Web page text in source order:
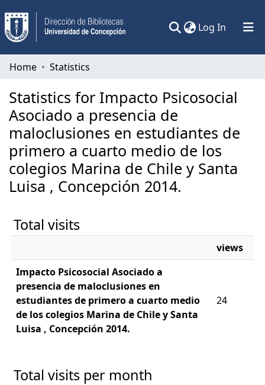
Log In (current)
Communities & Collections
All of DSpace
Home Statistics
Statistics for Impacto Psicosocial
Asociado a presencia de
maloclusiones en estudiantes de
primero a cuarto medio de los
colegios Marina de Chile y Santa
Luisa , Concepción 2014.
Total visits
views
Impacto Psicosocial Asociado a
presencia de maloclusiones en
estudiantes de primero a cuarto medio
de los colegios Marina de Chile y Santa
Luisa , Concepción 2014.
24
Total visits per month